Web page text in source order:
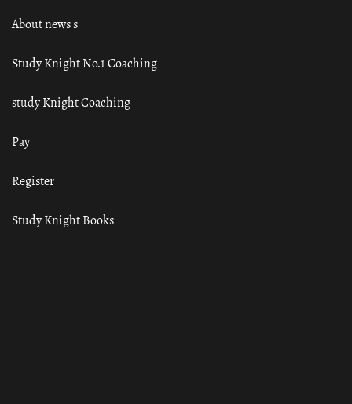
About news s
Study Knight No.1 Coaching
study Knight Coaching
Pay
Register
Study Knight Books